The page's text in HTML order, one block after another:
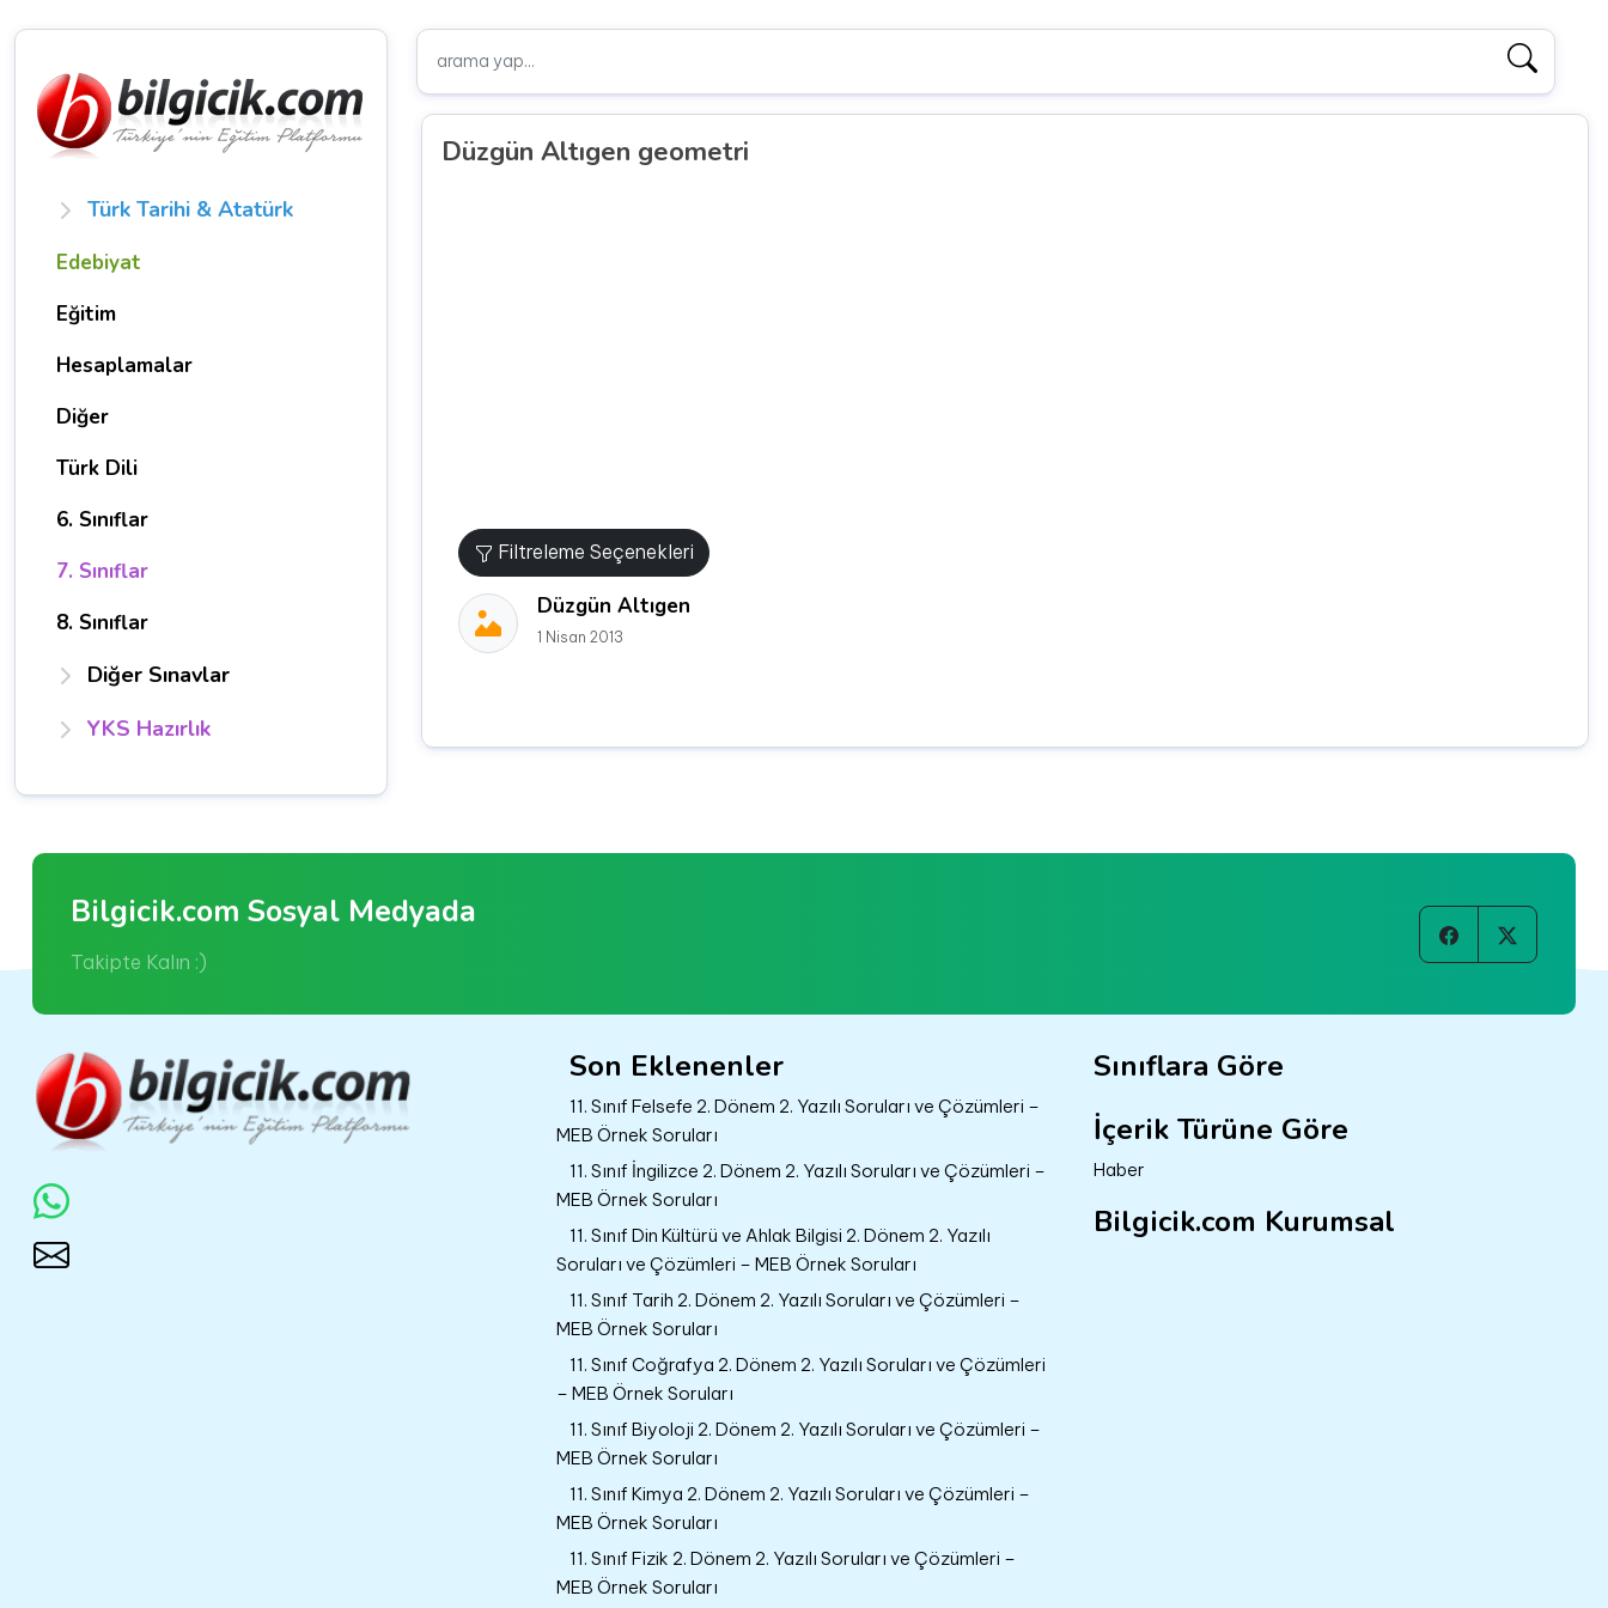
Türk Tarihi & Atatürk
Edebiyat
Eğitim
Hesaplamalar
Diğer
Türk Dili
6. Sınıflar
7. Sınıflar
8. Sınıflar
Diğer Sınavlar
YKS Hazırlık
Düzgün Altıgen geometri
Filtreleme Seçenekleri
Düzgün Altıgen
1 Nisan 2013
Bilgicik.com Sosyal Medyada
Takipte Kalın :)
Son Eklenenler
11. Sınıf Felsefe 2. Dönem 2. Yazılı Soruları ve Çözümleri –
MEB Örnek Soruları
11. Sınıf İngilizce 2. Dönem 2. Yazılı Soruları ve Çözümleri –
MEB Örnek Soruları
11. Sınıf Din Kültürü ve Ahlak Bilgisi 2. Dönem 2. Yazılı
Soruları ve Çözümleri – MEB Örnek Soruları
11. Sınıf Tarih 2. Dönem 2. Yazılı Soruları ve Çözümleri –
MEB Örnek Soruları
11. Sınıf Coğrafya 2. Dönem 2. Yazılı Soruları ve Çözümleri
– MEB Örnek Soruları
11. Sınıf Biyoloji 2. Dönem 2. Yazılı Soruları ve Çözümleri –
MEB Örnek Soruları
11. Sınıf Kimya 2. Dönem 2. Yazılı Soruları ve Çözümleri –
MEB Örnek Soruları
11. Sınıf Fizik 2. Dönem 2. Yazılı Soruları ve Çözümleri –
MEB Örnek Soruları
Sınıflara Göre
İçerik Türüne Göre
Haber
Bilgicik.com Kurumsal